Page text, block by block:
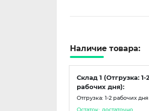
Наличие товара:
Склад 1 (Отгрузка: 1-
рабочих дня):
Отгрузка: 1-2 рабочих дня